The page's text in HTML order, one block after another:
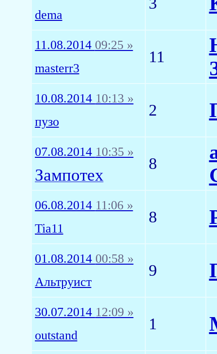
dema
11.08.2014 09:25 »
masterr3
11
10.08.2014 10:13 »
пузо
2
07.08.2014 10:35 »
Зампотех
8
06.08.2014 11:06 »
Tia11
8
01.08.2014 00:58 »
Альтруист
9
30.07.2014 12:09 »
outstand
1